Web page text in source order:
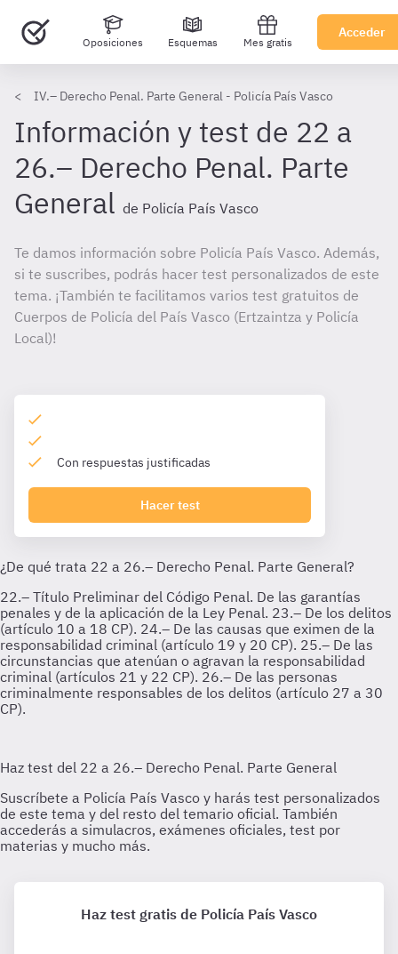
Oposiciones Esquemas Mes gratis
Acceder
IV.– Derecho Penal. Parte General - Policía País Vasco
Información y test de 22 a
26.– Derecho Penal. Parte
General de Policía País Vasco
Te damos información sobre Policía País Vasco. Además,
si te suscribes, podrás hacer test personalizados de este
tema. ¡También te facilitamos varios test gratuitos de
Cuerpos de Policía del País Vasco (Ertzaintza y Policía
Local)!
Con respuestas justificadas
Hacer test
Haz test gratis de Policía País Vasco